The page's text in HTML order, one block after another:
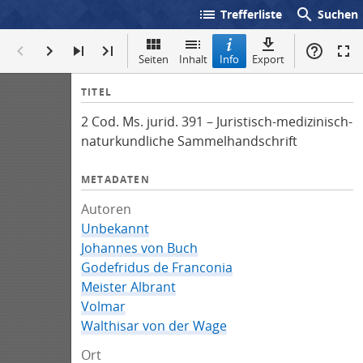
list Trefferliste search Suchen
Seiten Inhalt Info Export
I
f
o
TITEL
2 Cod. Ms. jurid. 391 – Juristisch-medizinisch-
naturkundliche Sammelhandschrift
METADATEN
Autoren
Unbekannt
Johannes von Buch
Godefridus de Franconia
Meister Albrant
Volmar
Walthisar von der Wage
Ort